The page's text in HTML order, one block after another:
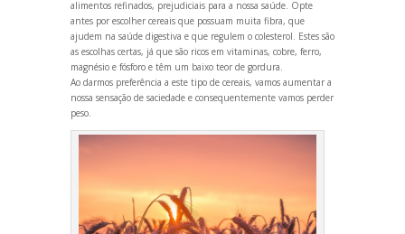
alimentos refinados, prejudiciais para a nossa saúde. Opte
antes por escolher cereais que possuam muita fibra, que
ajudem na saúde digestiva e que regulem o colesterol. Estes são
as escolhas certas, já que são ricos em vitaminas, cobre, ferro,
magnésio e fósforo e têm um baixo teor de gordura.
Ao darmos preferência a este tipo de cereais, vamos aumentar a
nossa sensação de saciedade e consequentemente vamos perder
peso.